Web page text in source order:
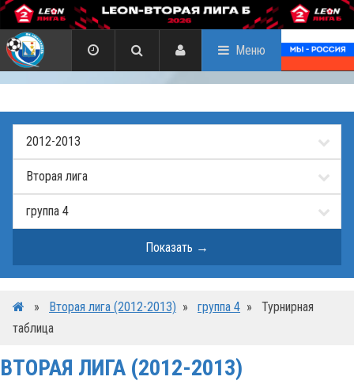
Меню
» Вторая лига (2012-2013) » группа 4 »
Турнирная
таблица
ВТОРАЯ ЛИГА (2012-2013)